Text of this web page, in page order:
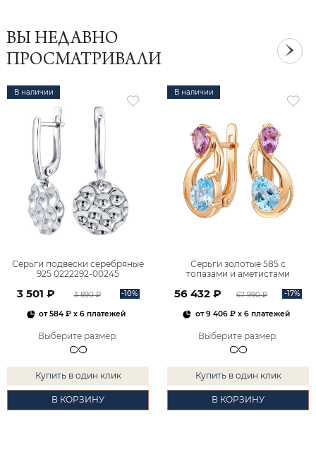
ВЫ НЕДАВНО
ПРОСМАТРИВАЛИ
В наличии
Серьги подвески серебряные
925 0222292-00245
3 501 ₽ 3 890 ₽ -10%
от584 ₽ x 6 платежей
Выберите размер:
Купить в один клик
В КОРЗИНУ
В наличии
Серьги золотые 585 с
топазами и аметистами
56 432 ₽ 67 990 ₽ -17%
от9 406 ₽x 6 платежей
Выберите размер:
Купить в один клик
В КОРЗИНУ